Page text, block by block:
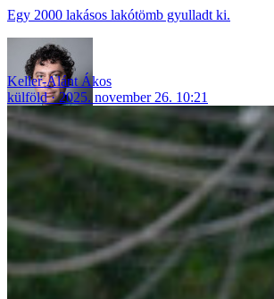
Egy 2000 lakásos lakótömb gyulladt ki.
Keller-Alánt Ákos
külföld
2025. november 26. 10:21